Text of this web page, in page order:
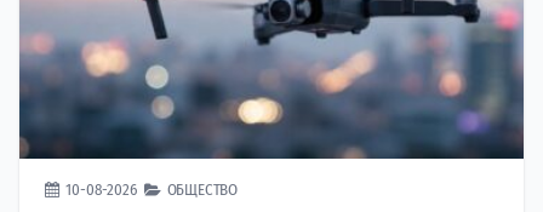
10-08-2026 ОБЩЕСТВО